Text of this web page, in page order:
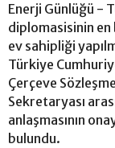
Enerji Günlüğü -
diplomasisinin en
ev sahipliği
Türkiye
Çerçeve
Sekretaryası
anlaşmasının
bulundu.